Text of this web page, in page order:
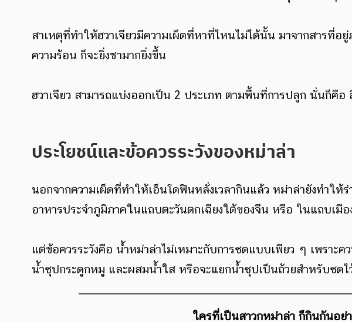
สาเหตุที่ทำให้ฮวาเจียวมีความเผ็ดที่หาที่ไหนไม่ได้นั้น มาจากสารที่
ความร้อน ก็จะยิ่งชามากยิ่งขึ้น
ฮวาเจียว สามารถแบ่งออกเป็น 2 ประเภท ตามพื้นที่การปลูก นั่นก็คือ
ประโยชน์และข้อควรระวังของหม่าล่า
นอกจากความเผ็ดที่ทำให้เอ็นโดฟินหลั่งเวลากินแล้ว หม่าล่ายังทำใ
อาหารประจำภูมิภาคในแถบตะวันตกเฉียงใต้ของจีน หรือ ในแถบเมือ
แต่ข้อควรระวังคือ น้ำหม่าล่าไม่เหมาะกับการซดแบบเพียว ๆ เพราะ
น้ำซุปกระดูกหมู และผสมน้ำใส หรือจะแยกน้ำซุปเป็นถ้วยสำหรับซดไ
ใครที่เป็นสาวกหม่าล่า ก็กินกันอ